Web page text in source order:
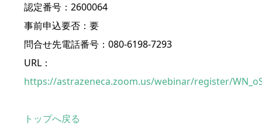
認定番号：2600064
事前申込要否：要
問合せ先電話番号：080-6198-7293
URL：
https://astrazeneca.zoom.us/webinar/register/
トップへ戻る